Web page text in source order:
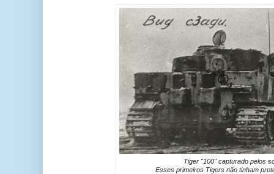
Tiger "100" capturado pelos
Esses primeiros Tigers não tinham